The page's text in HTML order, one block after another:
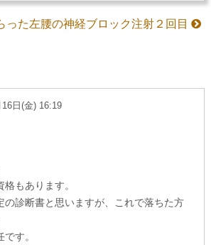
った左腰の神経ブロック注射２回目
日(金) 16:19
もあります。
の診断書と思いますが、これで落ちた方
す。